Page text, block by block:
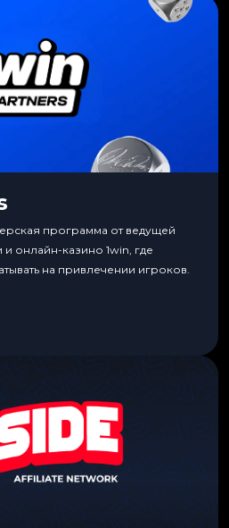
программа от ведущей
онлайн-казино 1win, где
на привлечении игроков.